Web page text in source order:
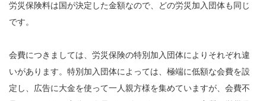
労災保険料は国が決定した金額なので、どの労災加入団体も同じ
です。
会費につきましては、労災保険の特別加入団体によりそれぞれ違
いがあります。特別加入団体によっては、極端に低額な会費を設
定し、広告に大金を使って一人親方様を集めていますが、会費不